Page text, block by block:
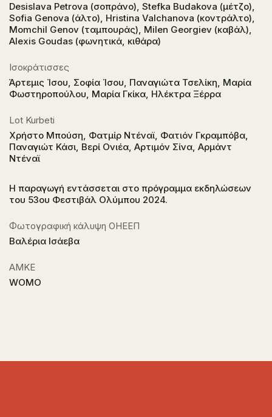
Desislava Petrova (σοπράνο), Stefka Budakova (μέτζο),
Sofia Genova (άλτο), Hristina Valchanova (κοντράλτο),
Momchil Genov (ταμπουράς), Milen Georgiev (καβάλ),
Alexis Goudas (φωνητικά, κιθάρα)
Ισοκράτισσες
Άρτεμις Ίσου, Σοφία Ίσου, Παναγιώτα Τσελίκη, Μαρία
Φωστηροπούλου, Μαρία Γκίκα, Ηλέκτρα Ξέρρα
Lot Kurbeti
Χρήστο Μπούση, Φατμίρ Ντέναϊ, Φατιόν Γκραμπόβα,
Παναγιώτ Κάσι, Βερί Ονιέα, Αρτιμόν Σίνα, Αρμάντ
Ντέναϊ
Η παραγωγή εντάσσεται στο πρόγραμμα εκδηλώσεων
του 53ου Φεστιβάλ Ολύμπου 2024.
Φωτογραφική κάλυψη ΟΗΕΕΠ
Βαλέρια Ισάεβα
ΑΜΚΕ
WOMO